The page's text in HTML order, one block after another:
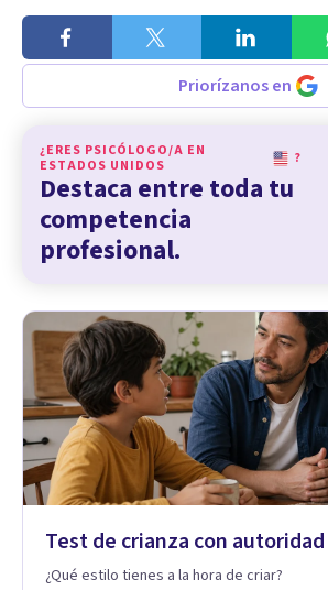
Priorízanos en
¿ERES PSICÓLOGO/A EN
ESTADOS UNIDOS
?
Destaca entre toda tu
competencia
profesional.
Test de crianza con autoridad
¿Qué estilo tienes a la hora de criar?